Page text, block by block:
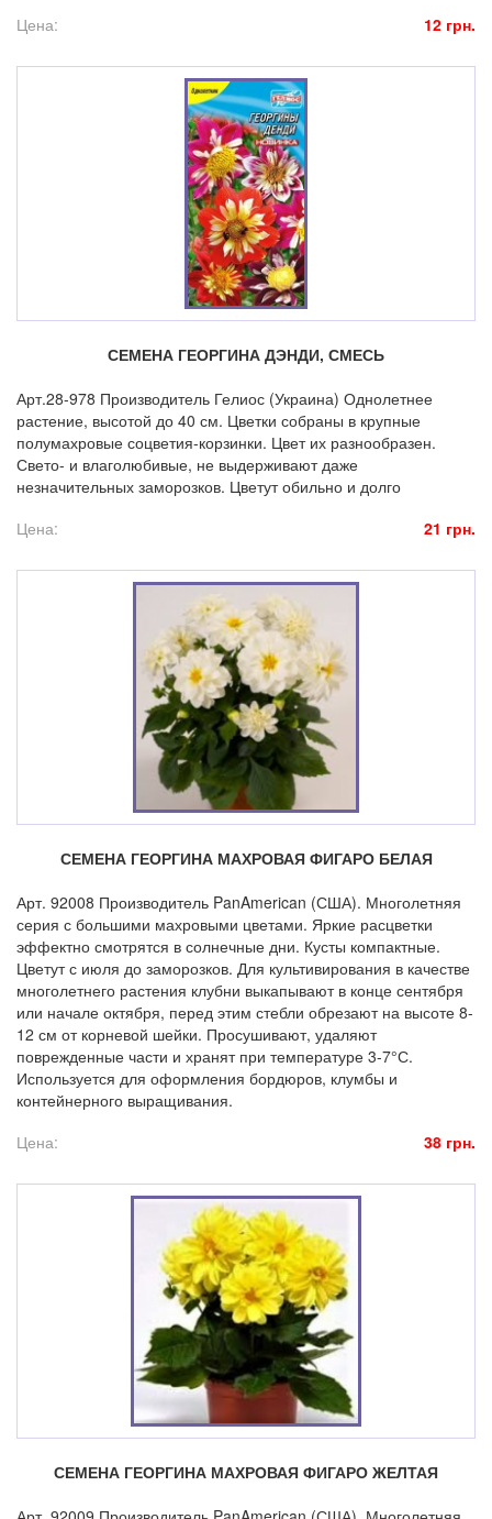
Цена:
12 грн.
СЕМЕНА ГЕОРГИНА ДЭНДИ, СМЕСЬ
Арт.28-978 Производитель Гелиос (Украина) Однолетнее
растение, высотой до 40 см. Цветки собраны в крупные
полумахровые соцветия-корзинки. Цвет их разнообразен.
Свето- и влаголюбивые, не выдерживают даже
незначительных заморозков. Цветут обильно и долго
Цена:
21 грн.
СЕМЕНА ГЕОРГИНА МАХРОВАЯ ФИГАРО БЕЛАЯ
Арт. 92008 Производитель PanAmerican (США). Многолетняя
серия с большими махровыми цветами. Яркие расцветки
эффектно смотрятся в солнечные дни. Кусты компактные.
Цветут с июля до заморозков. Для культивирования в качестве
многолетнего растения клубни выкапывают в конце сентября
или начале октября, перед этим стебли обрезают на высоте 8-
12 см от корневой шейки. Просушивают, удаляют
поврежденные части и хранят при температуре 3-7°С.
Используется для оформления бордюров, клумбы и
контейнерного выращивания.
Цена:
38 грн.
СЕМЕНА ГЕОРГИНА МАХРОВАЯ ФИГАРО ЖЕЛТАЯ